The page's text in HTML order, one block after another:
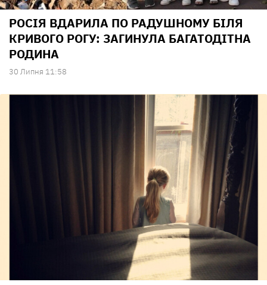
РОСІЯ ВДАРИЛА ПО РАДУШНОМУ БІЛЯ
КРИВОГО РОГУ: ЗАГИНУЛА БАГАТОДІТНА
РОДИНА
30 Липня 11:58